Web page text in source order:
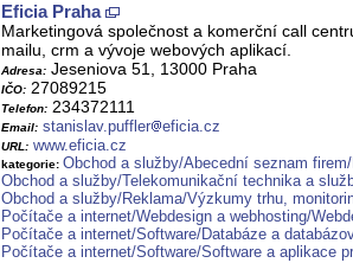
Eficia Praha
Marketingová společnost a komerční call
mailu, crm a vývoje webových aplikací.
Adresa: Jeseniova 51, 13000 Praha
IČO: 27089215
Telefon: 234372111
Email: stanislav.puffler eficia.cz
URL: www.eficia.cz
kategorie: Obchod a služby/Abecední seznam
Obchod a služby/Telekomunikační technika a
Obchod a služby/Reklama/Výzkumy trhu,
Počítače a internet/Webdesign a webhosting/
Počítače a internet/Software/Databáze a
Počítače a internet/Software/Software a aplikace